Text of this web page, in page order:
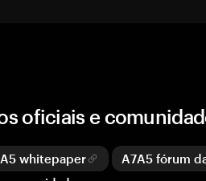
oficiais e
whitepaper
A7A5 fórum